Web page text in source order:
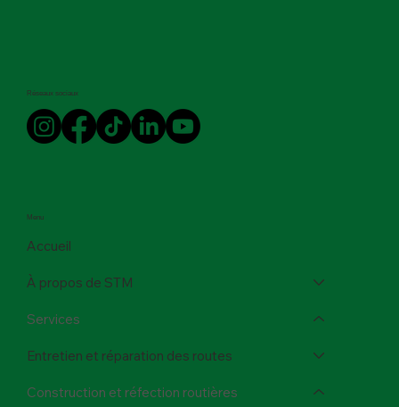
Menu
Accueil
À propos de STM
Services
Entretien et réparation des routes
Construction et réfection routières
Réseaux sociaux